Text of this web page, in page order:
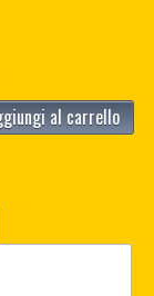
al carrello